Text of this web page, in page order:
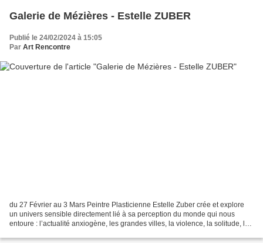
Galerie de Mézières - Estelle ZUBER
Publié le 24/02/2024 à 15:05
Par Art Rencontre
du 27 Février au 3 Mars Peintre Plasticienne Estelle Zuber crée et explore
un univers sensible directement lié à sa perception du monde qui nous
entoure : l’actualité anxiogène, les grandes villes, la violence, la solitude, la